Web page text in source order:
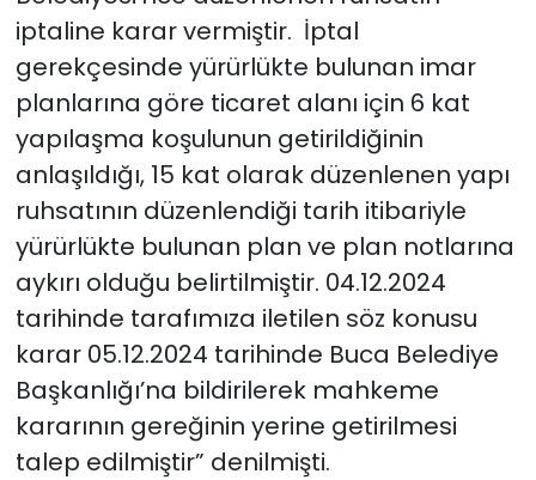
iptaline karar vermiştir. İptal
gerekçesinde yürürlükte bulunan imar
planlarına göre ticaret alanı için 6 kat
yapılaşma koşulunun getirildiğinin
anlaşıldığı, 15 kat olarak düzenlenen yapı
ruhsatının düzenlendiği tarih itibariyle
yürürlükte bulunan plan ve plan notlarına
aykırı olduğu belirtilmiştir. 04.12.2024
tarihinde tarafımıza iletilen söz konusu
karar 05.12.2024 tarihinde Buca Belediye
Başkanlığı’na bildirilerek mahkeme
kararının gereğinin yerine getirilmesi
talep edilmiştir” denilmişti.